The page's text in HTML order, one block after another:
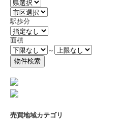
駅歩分
面積
～
売買地域カテゴリ